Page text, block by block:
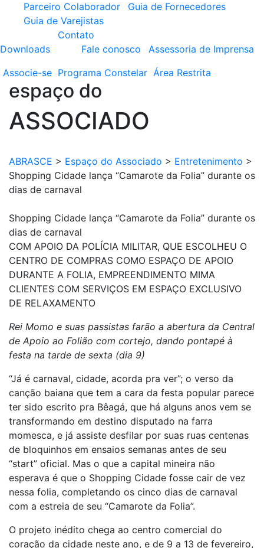
Parceiro Colaborador
Guia de Fornecedores
Guia de Varejistas
Downloads
Contato
Fale conosco
Assessoria de Imprensa
Associe-se Programa Constelar Área Restrita
espaço do
ASSOCIADO
ABRASCE > Espaço do Associado > Entretenimento >
Shopping Cidade lança “Camarote da Folia” durante os
dias de carnaval
Shopping Cidade lança “Camarote da Folia” durante os
dias de carnaval
COM APOIO DA POLÍCIA MILITAR, QUE ESCOLHEU O
CENTRO DE COMPRAS COMO ESPAÇO DE APOIO
DURANTE A FOLIA, EMPREENDIMENTO MIMA
CLIENTES COM SERVIÇOS EM ESPAÇO EXCLUSIVO
DE RELAXAMENTO
Rei Momo e suas passistas farão a abertura da Central
de Apoio ao Folião com cortejo, dando pontapé à
festa na tarde de sexta (dia 9)
“Já é carnaval, cidade, acorda pra ver”; o verso da
canção baiana que tem a cara da festa popular parece
ter sido escrito pra Bêagá, que há alguns anos vem se
transformando em destino disputado na farra
momesca, e já assiste desfilar por suas ruas centenas
de bloquinhos em ensaios semanas antes de seu
“start” oficial. Mas o que a capital mineira não
esperava é que o Shopping Cidade fosse cair de vez
nessa folia, completando os cinco dias de carnaval
com a estreia de seu “Camarote da Folia”.
O projeto inédito chega ao centro comercial do
coração da cidade neste ano, e de 9 a 13 de fevereiro,